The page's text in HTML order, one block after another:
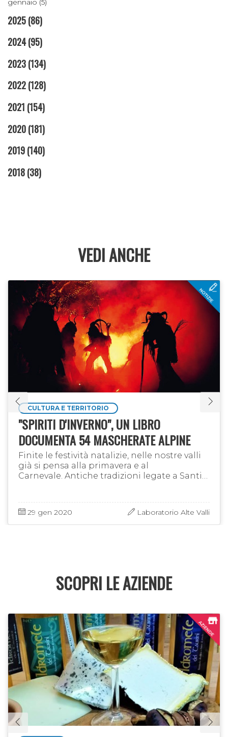
gennaio (5)
2025(86)
2024(95)
2023(134)
2022(128)
2021 (154)
2020(181)
2019(140)
2018(38)
VEDI ANCHE
CULTURA E TERRITORIO
"SPIRITI D'INVERNO", UN LIBRO
DOCUMENTA 54 MASCHERATE ALPINE
Finite le festività natalizie, nelle nostre valli
già si pensa alla primavera e al
Carnevale. Antiche tradizioni legate a Santi
29 gen 2020 Laboratorio Alte Valli
SCOPRI LE AZIENDE